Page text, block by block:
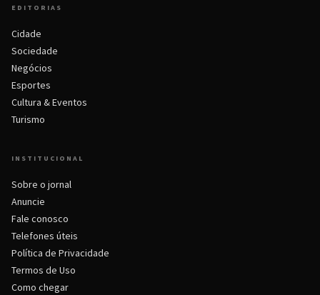
EDITORIAS
Cidade
Sociedade
Negócios
Esportes
Cultura & Eventos
Turismo
INSTITUCIONAL
Sobre o jornal
Anuncie
Fale conosco
Telefones úteis
Política de Privacidade
Termos de Uso
Como chegar